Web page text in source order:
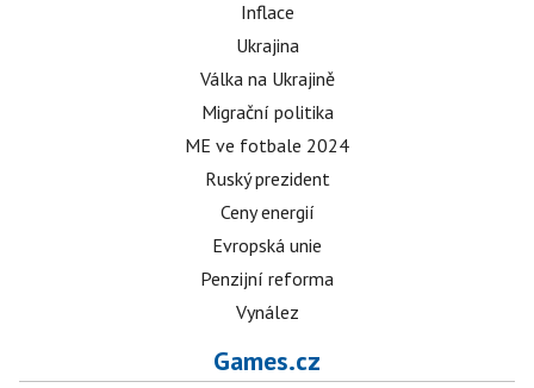
Inflace
Ukrajina
Válka na Ukrajině
Migrační politika
ME ve fotbale 2024
Ruský prezident
Ceny energií
Evropská unie
Penzijní reforma
Vynález
Games.cz